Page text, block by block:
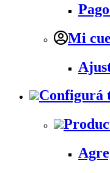
Mi
Configurá